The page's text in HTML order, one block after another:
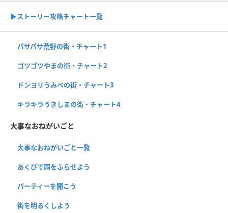
▶ストーリー攻略チャート一覧
パサパサ荒野の街・チャート1
ゴツゴツやまの街・チャート2
ドンヨリうみべの街・チャート3
キラキラうきしまの街・チャート4
大事なおねがいごと
大事なおねがいごと一覧
あくびで雨をふらせよう
パーティーを開こう
街を明るくしよう